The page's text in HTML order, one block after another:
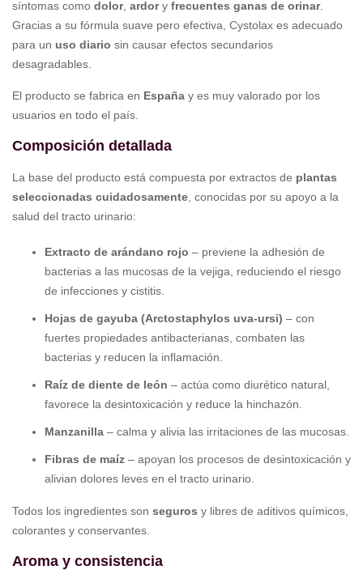
síntomas como dolor, ardory frecuentes ganas de orinar.
Gracias a su fórmula suave pero efectiva, Cystolax es adecuado
para un uso diario sin causar efectos secundarios
desagradables.
El producto se fabrica en España y es muy valorado por los
usuarios en todo el país.
Composición detallada
La base del producto está compuesta por extractos de plantas
seleccionadas cuidadosamente , conocidas por su apoyo a la
salud del tracto urinario:
Extracto de arándano rojo – previene la adhesión de
bacterias a las mucosas de la vejiga, reduciendo el riesgo
de infecciones y cistitis.
Hojas de gayuba (Arctostaphylos uva-ursi) – con
fuertes propiedades antibacterianas, combaten las
bacterias y reducen la inflamación.
Raíz de diente de león – actúa como diurético natural,
favorece la desintoxicación y reduce la hinchazón.
Manzanilla – calma y alivia las irritaciones de las mucosas.
Fibras de maíz – apoyan los procesos de desintoxicación y
alivian dolores leves en el tracto urinario.
Todos los ingredientes son seguros y libres de aditivos químicos,
colorantes y conservantes.
Aroma y consistencia